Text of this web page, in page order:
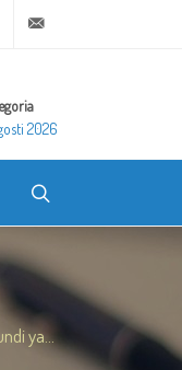
+20 2 25970400
2026
ya...